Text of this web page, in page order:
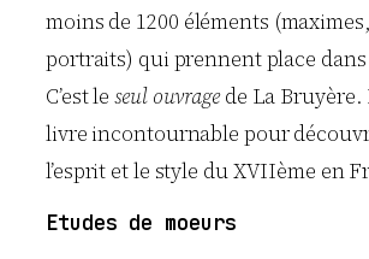
moins de 1200 éléments
portraits) qui prennent place
C’est leseul ouvragede La Bruyère.
livre incontournable pour
l’esprit et le style du XVIIème en
Etudes de moeurs